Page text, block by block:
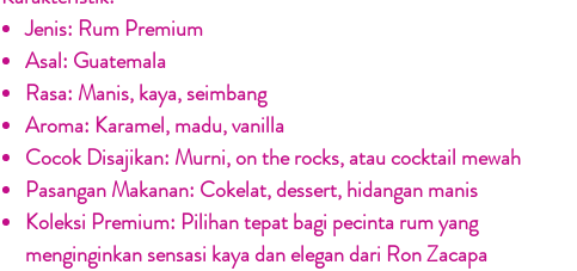
Jenis: Rum Premium
Asal: Guatemala
Rasa: Manis, kaya, seimbang
Aroma: Karamel, madu, vanilla
Cocok Disajikan: Murni, on the rocks, atau cocktail mewah
Pasangan Makanan: Cokelat, dessert, hidangan manis
Koleksi Premium: Pilihan tepat bagi pecinta rum yang
menginginkan sensasi kaya dan elegan dari Ron Zacapa